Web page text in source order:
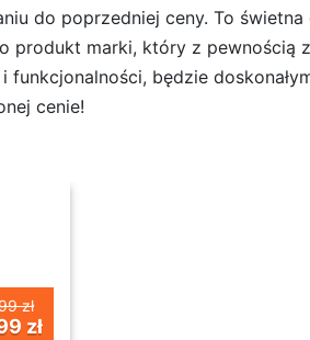
do poprzedniej ceny. To
produkt marki, który z pewnością
funkcjonalności, będzie
cenie!
zł
zł